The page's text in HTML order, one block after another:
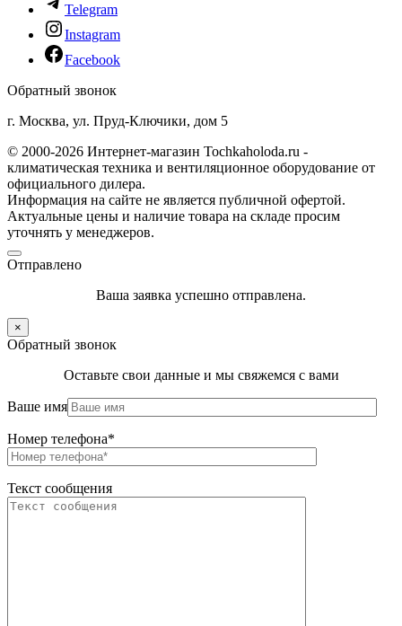
Telegram
Instagram
Facebook
Обратный звонок
г. Москва, ул. Пруд-Ключики, дом 5
© 2000-2026 Интернет-магазин Tochkaholoda.ru -
климатическая техника и вентиляционное оборудование от
официального дилера.
Информация на сайте не является публичной офертой.
Актуальные цены и наличие товара на складе просим
уточнять у менеджеров.
Отправлено
Ваша заявка успешно отправлена.
×
Обратный звонок
Оставьте свои данные и мы свяжемся с вами
Ваше имя
Номер телефона*
Текст сообщения